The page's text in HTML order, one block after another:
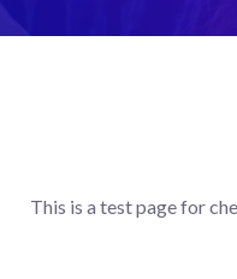
This is a test page for